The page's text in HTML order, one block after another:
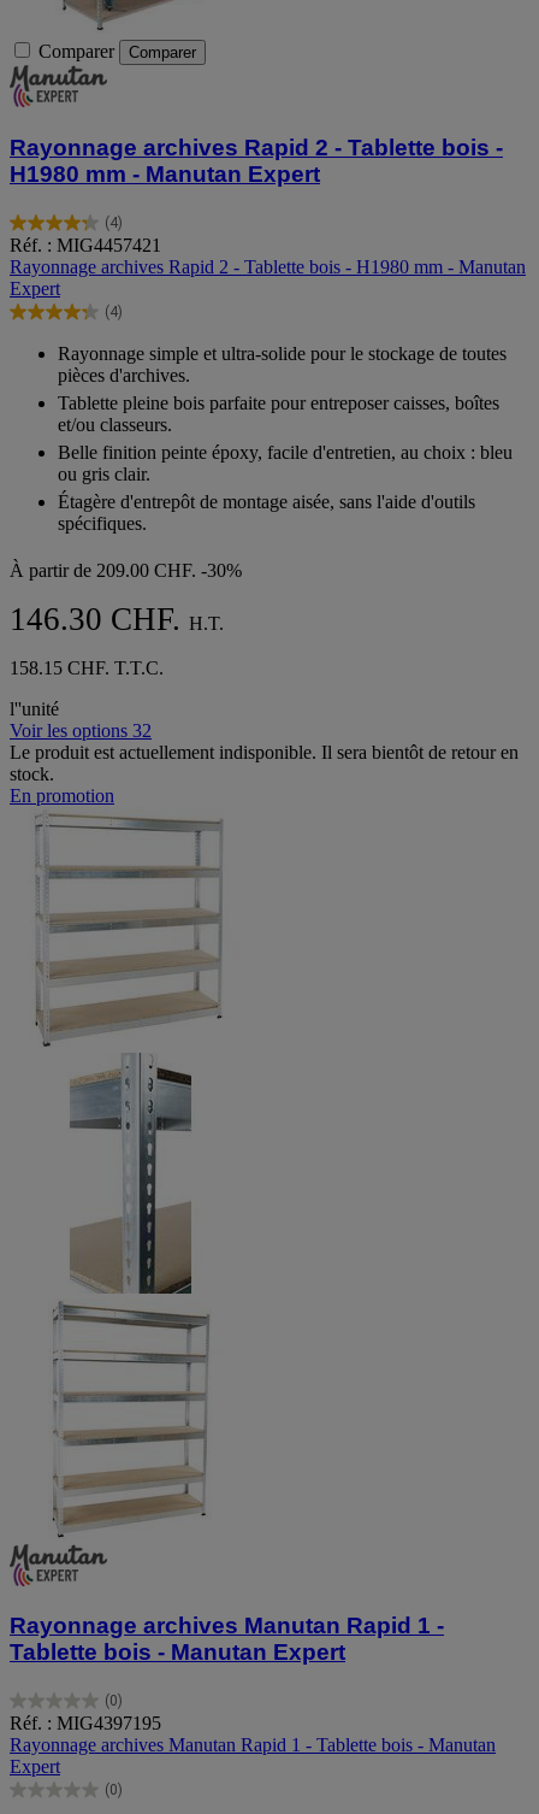
Comparer Comparer
Rayonnage archives Rapid 2 - Tablette bois -
H1980 mm - Manutan Expert
(4)
4.3
sur
5
étoiles.
4
Réf. : MIG4457421
Rayonnage archives Rapid 2 - Tablette bois - H1980 mm - Manutan
Expert
(4)
4.3
étoiles.
Rayonnage simple et ultra-solide pour le stockage de toutes
pièces d'archives.
Tablette pleine bois parfaite pour entreposer caisses, boîtes
et/ou classeurs.
Belle finition peinte époxy, facile d'entretien, au choix : bleu
ou gris clair.
Étagère d'entrepôt de montage aisée, sans l'aide d'outils
spécifiques.
À partir de 209.00 CHF. -30%
146.30 CHF. H.T.
158.15 CHF. T.T.C.
l''unité
Voir les options 32
Le produit est actuellement indisponible. Il sera bientôt de retour en
stock.
En promotion
Rayonnage archives Manutan Rapid 1 -
Tablette bois - Manutan Expert
(0)
0.0
sur
5
étoiles.
Réf. : MIG4397195
Rayonnage archives Manutan Rapid 1 - Tablette bois - Manutan
Expert
(0)
0.0